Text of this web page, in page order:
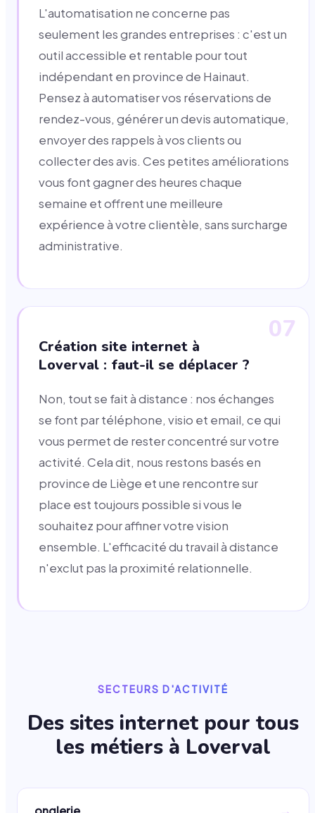
L'automatisation ne concerne pas
seulement les grandes entreprises : c'est un
outil accessible et rentable pour tout
indépendant en province de Hainaut.
Pensez à automatiser vos réservations de
rendez-vous, générer un devis automatique,
envoyer des rappels à vos clients ou
collecter des avis. Ces petites améliorations
vous font gagner des heures chaque
semaine et offrent une meilleure
expérience à votre clientèle, sans surcharge
administrative.
07
Création site internet à
Loverval : faut-il se déplacer ?
Non, tout se fait à distance : nos échanges
se font par téléphone, visio et email, ce qui
vous permet de rester concentré sur votre
activité. Cela dit, nous restons basés en
province de Liège et une rencontre sur
place est toujours possible si vous le
souhaitez pour affiner votre vision
ensemble. L'efficacité du travail à distance
n'exclut pas la proximité relationnelle.
SECTEURS D'ACTIVITÉ
Des sites internet pour tous
les métiers à Loverval